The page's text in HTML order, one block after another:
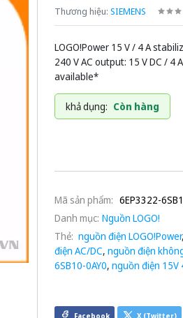
Thương hiệu: SIEMENS
LOGO!Power 15 V / 4 A
240 V AC output: 15 V DC / 4
available*
khả dụng: Còn hàng
Mã sản phẩm: 6EP3322-
Danh mục: Nguồn LOGO!
Thẻ: nguồn điện LOGO!Power,
điện AC/DC, nguồn điện
6SB10-0AY0, nguồn điện 15V
Facebook X (Twitter)